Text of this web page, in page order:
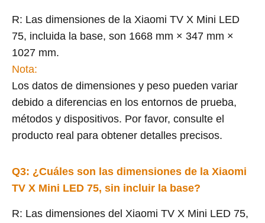
R: Las dimensiones de la Xiaomi TV X Mini LED
75, incluida la base, son 1668 mm × 347 mm ×
1027 mm.
Nota:
Los datos de dimensiones y peso pueden variar
debido a diferencias en los entornos de prueba,
métodos y dispositivos. Por favor, consulte el
producto real para obtener detalles precisos.
Q3: ¿Cuáles son las dimensiones de la Xiaomi
TV X Mini LED 75, sin incluir la base?
R: Las dimensiones del Xiaomi TV X Mini LED 75,